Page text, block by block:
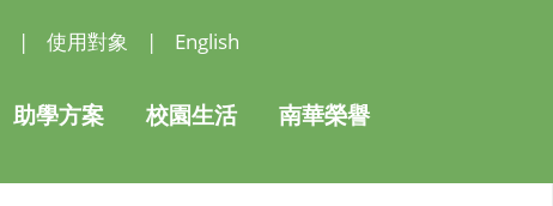
| 使用對象 | English
助學方案 校園生活
南華榮譽